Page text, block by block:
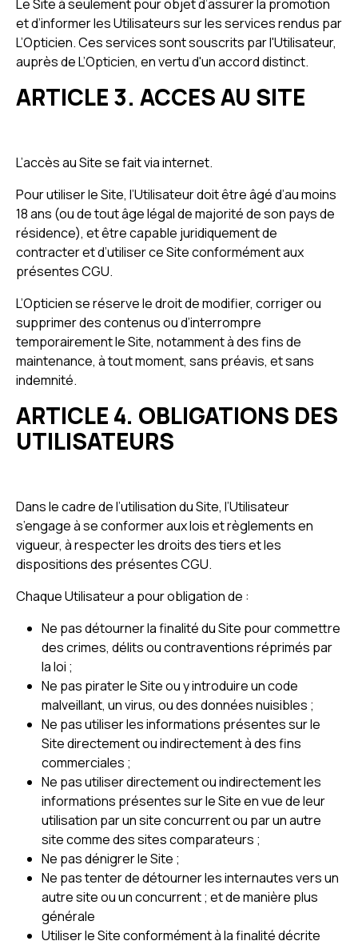
Le Site à seulement pour objet d’assurer la promotion
et d’informer les Utilisateurs sur les services rendus par
L’Opticien. Ces services sont souscrits par l'Utilisateur,
auprès de L’Opticien, en vertu d'un accord distinct.
ARTICLE 3. ACCES AU SITE
L’accès au Site se fait via internet.
Pour utiliser le Site, l’Utilisateur doit être âgé d’au moins
18 ans (ou de tout âge légal de majorité de son pays de
résidence), et être capable juridiquement de
contracter et d’utiliser ce Site conformément aux
présentes CGU.
L’Opticien se réserve le droit de modifier, corriger ou
supprimer des contenus ou d’interrompre
temporairement le Site, notamment à des fins de
maintenance, à tout moment, sans préavis, et sans
indemnité.
ARTICLE 4. OBLIGATIONS DES
UTILISATEURS
Dans le cadre de l’utilisation du Site, l’Utilisateur
s’engage à se conformer aux lois et règlements en
vigueur, à respecter les droits des tiers et les
dispositions des présentes CGU.
Chaque Utilisateur a pour obligation de :
Ne pas détourner la finalité du Site pour commettre
des crimes, délits ou contraventions réprimés par
la loi ;
Ne pas pirater le Site ou y introduire un code
malveillant, un virus, ou des données nuisibles ;
Ne pas utiliser les informations présentes sur le
Site directement ou indirectement à des fins
commerciales ;
Ne pas utiliser directement ou indirectement les
informations présentes sur le Site en vue de leur
utilisation par un site concurrent ou par un autre
site comme des sites comparateurs ;
Ne pas dénigrer le Site ;
Ne pas tenter de détourner les internautes vers un
autre site ou un concurrent ; et de manière plus
générale
Utiliser le Site conformément à la finalité décrite